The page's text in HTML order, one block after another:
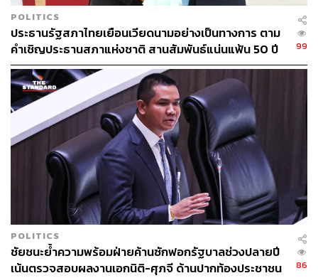
POLITICS
ประธานรัฐสภาไทยเยือนเวียดนามอย่างเป็นทางการ ตาม
คำเชิญประธานสภาแห่งชาติ สานสัมพันธ์แน่นแฟ้น 50 ปี
99
POLITICS
ชัยชนะย้ำความพร้อมฝ่ายค้านซักฟอกรัฐบาลช่วงปลายปี
เน้นตรวจสอบผลงานเอกนิติ-ศุภจี ด้านปากท้องประชาชน
86